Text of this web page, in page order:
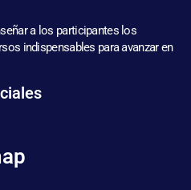
a los participantes los
indispensables para avanzar en